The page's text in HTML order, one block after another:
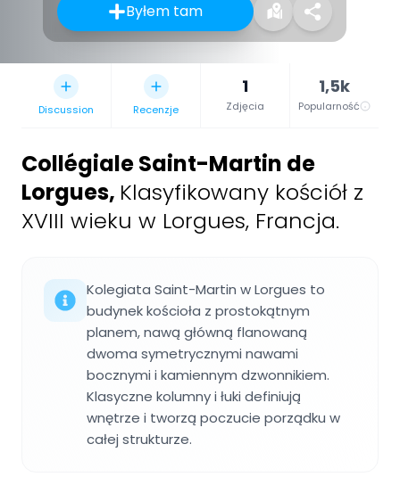
Byłem tam
Discussion Recenzje
1
Zdjęcia
1,5k
Popularność
Collégiale Saint-Martin de
Lorgues, Klasyfikowany kościół z
XVIII wieku w Lorgues, Francja.
Kolegiata Saint-Martin w Lorgues to
budynek kościoła z prostokątnym
planem, nawą główną flanowaną
dwoma symetrycznymi nawami
bocznymi i kamiennym dzwonnikiem.
Klasyczne kolumny i łuki definiują
wnętrze i tworzą poczucie porządku w
całej strukturze.